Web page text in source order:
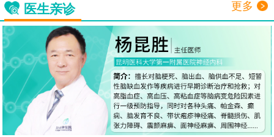
医生亲诊 更多